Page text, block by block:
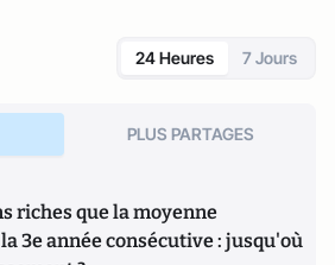
24 Heures 7 Jours
PLUS PARTAGES
riches que la moyenne
3e année consécutive : jusqu'où